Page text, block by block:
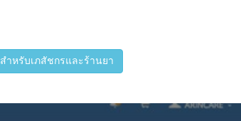
สำหรับเภสัชกรและร้านยา